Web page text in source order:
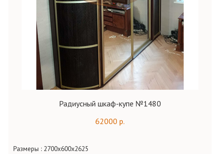
Радиусный шкаф-купе №1480
62000 р.
Размеры : 2700х600х2625